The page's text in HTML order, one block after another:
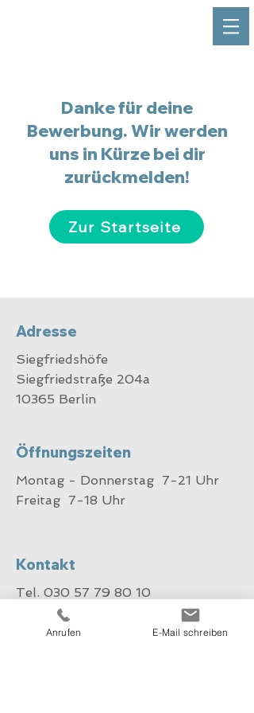
Danke für deine
Bewerbung. Wir werden
uns in Kürze bei dir
zurückmelden!
Zur Startseite
Adresse
Siegfriedshöfe
Siegfriedstraße 204a
10365 Berlin
Öffnungszeiten
Montag - Donnerstag 7-21 Uhr
Freitag 7-18 Uhr
Kontakt
Tel. 030 57 79 80 10
Rehasport:
030 57 79 80 14
E-Mail:info@tz-siegfriedshoefe.de
Anrufen E-Mail schreiben